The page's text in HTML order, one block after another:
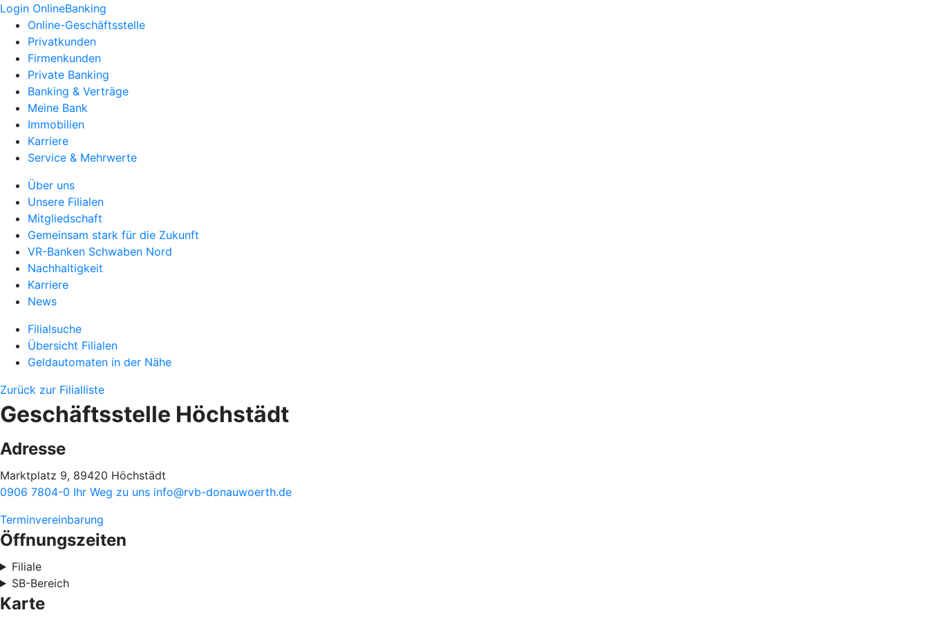
Login OnlineBanking
Online-Geschäftsstelle
Privatkunden
Firmenkunden
Private Banking
Banking & Verträge
Meine Bank
Immobilien
Karriere
Service & Mehrwerte
Über uns
Unsere Filialen
Mitgliedschaft
Gemeinsam stark für die Zukunft
VR-Banken Schwaben Nord
Nachhaltigkeit
Karriere
News
Filialsuche
Übersicht Filialen
Geldautomaten in der Nähe
Zurück zur Filialliste
Geschäftsstelle Höchstädt
Adresse
Marktplatz 9, 89420 Höchstädt
0906 7804-0 Ihr Weg zu uns info@rvb-donauwoerth.de
Terminvereinbarung
Öffnungszeiten
Filiale
SB-Bereich
Karte